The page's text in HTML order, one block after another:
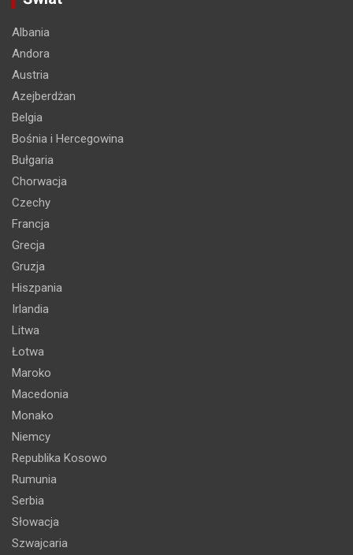
Albania
Andora
Austria
Azejberdżan
Belgia
Bośnia i Hercegowina
Bułgaria
Chorwacja
Czechy
Francja
Grecja
Gruzja
Hiszpania
Irlandia
Litwa
Łotwa
Maroko
Macedonia
Monako
Niemcy
Republika Kosowo
Rumunia
Serbia
Słowacja
Szwajcaria